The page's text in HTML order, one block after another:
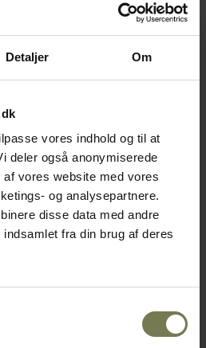
Detaljer Om
vores indhold og til at
deler også anonymiserede
vores website med vores
og analysepartnere.
disse data med andre
fra din brug af deres